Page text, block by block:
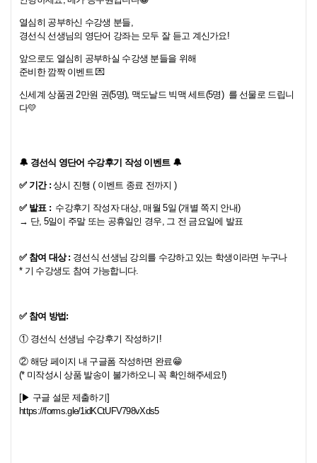
열심히 공부하신 수강생 분들,
경선식 선생님의 영단어 강좌는 모두 잘 듣고 계신가요!
앞으로도 열심히 공부하실 수강생 분들을 위해
준비한 깜짝 이벤트 💌
신세계 상품권 2만원 권(5명), 맥도날드 빅맥 세트(5명) 를 선물로 드립니
다💛
🔔 경선식 영단어 수강후기 작성 이벤트 🔔
✅ 기간 :상시 진행 ( 이벤트 종료 전까지 )
✅ 발표 : 수강후기 작성자 대상, 매월 5일 (개별 쪽지 안내)
→ 단, 5일이 주말 또는 공휴일인 경우, 그 전 금요일에 발표
✅ 참여 대상 : 경선식 선생님 강의를 수강하고 있는 학생이라면 누구나
* 기 수강생도 참여 가능합니다.
✅ 참여 방법:
① 경선식 선생님 수강후기 작성하기!
② 해당 페이지 내 구글폼 작성하면 완료😁
(* 미작성시 상품 발송이 불가하오니 꼭 확인해주세요!)
[▶ 구글 설문 제출하기]
https://forms.gle/1idKCtUFV798vXds5